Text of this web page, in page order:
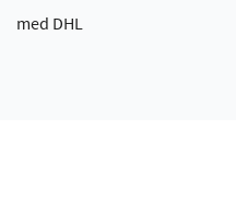
med DHL